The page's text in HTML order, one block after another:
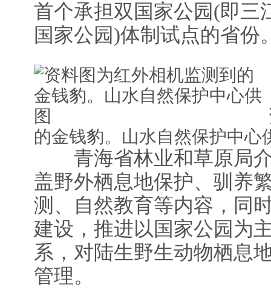
首个承担双国家公园(即三
国家公园)体制试点的省份
的金钱豹。山水自然保护中心
青海省林业和草原局介
盖野外栖息地保护、驯养
测、自然教育等内容，同
建设，推进以国家公园为
系，对陆生野生动物栖息
管理。